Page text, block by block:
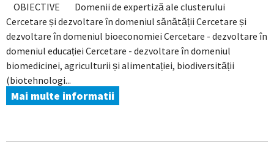
OBIECTIVE Domenii de expertiză ale clusterului
Cercetare și dezvoltare în domeniul sănătății Cercetare și
dezvoltare în domeniul bioeconomiei Cercetare - dezvoltare în
domeniul educației Cercetare - dezvoltare în domeniul
biomedicinei, agriculturii și alimentației, biodiversității
(biotehnologi...
Mai multe informatii